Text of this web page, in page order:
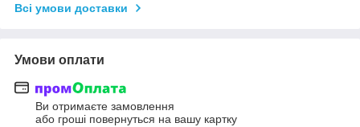
Всі умови доставки
Умови оплати
Ви отримаєте замовлення
або гроші повернуться на вашу картку